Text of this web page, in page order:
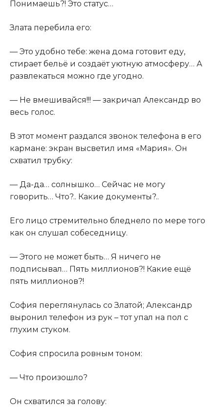
Понимаешь?! Это статус…
Злата перебила его:
— Это удобно тебе: жена дома готовит еду,
стирает бельё и создаёт уютную атмосферу… А
развлекаться можно где угодно.
— Не вмешивайся!!! — закричал Александр во
весь голос.
В этот момент раздался звонок телефона в его
кармане: экран высветил имя «Мария». Он
схватил трубку:
— Да-да… солнышко… Сейчас не могу
говорить… Что?.. Какие документы?..
Его лицо стремительно бледнело по мере того
как он слушал собеседницу.
— Этого не может быть… Я ничего не
подписывал… Пять миллионов?! Какие ещё
пять миллионов?!
София переглянулась со Златой; Александр
выронил телефон из рук – тот упал на пол с
глухим стуком.
София спросила ровным тоном:
— Что произошло?
Он схватился за голову: